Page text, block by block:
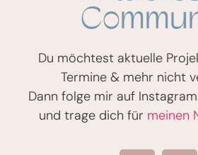
Du möchtest aktuelle
Termine & mehr nicht
Dann folge mir auf
und trage dich für meinen